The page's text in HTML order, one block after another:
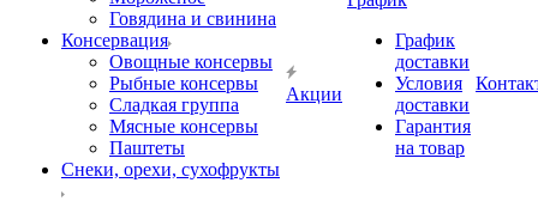
Говядина и свинина
Консервация
Овощные консервы
Рыбные консервы
Сладкая группа
Мясные консервы
Паштеты
Снеки, орехи, сухофрукты
Акции
График
доставки
Условия
доставки
Гарантия
на товар